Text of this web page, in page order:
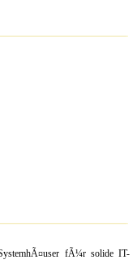
fÃ¼r solide IT-